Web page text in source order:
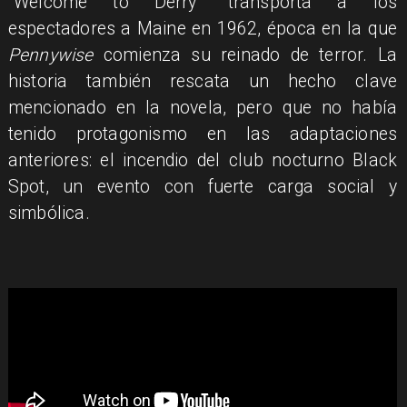
espectadores a Maine en 1962, época en la que
Pennywisecomienza su reinado de terror. La
historia también rescata un hecho clave
mencionado en la novela, pero que no había
tenido protagonismo en las adaptaciones
anteriores: el incendio del club nocturno Black
Spot, un evento con fuerte carga social y
simbólica.